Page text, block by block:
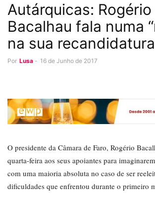
Autárquicas: Rogério
Bacalhau fala numa
na sua
Por Lusa - 16 de Junho de 2017
O presidente da Câmara de Faro, Rogério
quarta-feira aos seus apoiantes para
com uma maioria absoluta no caso de ser
dificuldades que enfrentou durante o primeiro